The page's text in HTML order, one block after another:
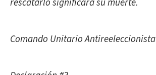
rescatarlo significará su muerte.
Comando Unitario Antireeleccionista